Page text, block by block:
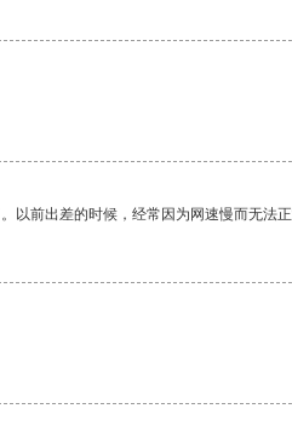
前出差的时候，经常因为网速慢而无法